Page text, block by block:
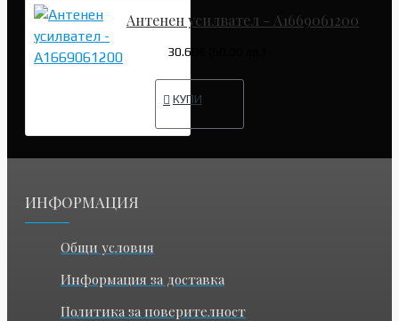
Антенен усилвател - A1669061200
30.68€ (60.00 лв.)
КУПИ
ИНФОРМАЦИЯ
Общи условия
Информация за доставка
Политика за поверителност